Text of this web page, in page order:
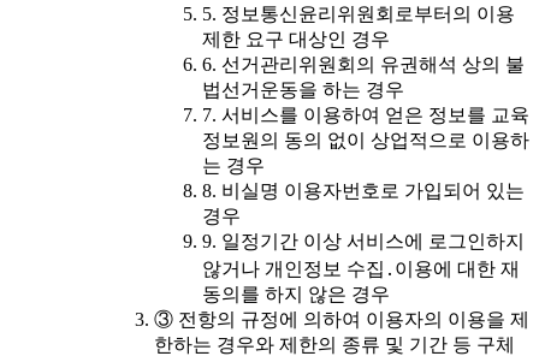
5. 정보통신윤리위원회로부터의 이용
제한 요구 대상인 경우
6. 선거관리위원회의 유권해석 상의 불
법선거운동을 하는 경우
7. 서비스를 이용하여 얻은 정보를 교육
정보원의 동의 없이 상업적으로 이용하
는 경우
8. 비실명 이용자번호로 가입되어 있는
경우
9. 일정기간 이상 서비스에 로그인하지
않거나 개인정보 수집․이용에 대한 재
동의를 하지 않은 경우
③ 전항의 규정에 의하여 이용자의 이용을 제
한하는 경우와 제한의 종류 및 기간 등 구체